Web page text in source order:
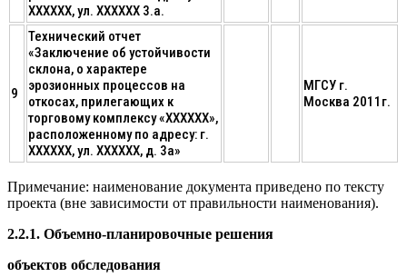
ХХХХХХ, ул. ХХХХХХ 3.а.
9
Технический отчет
«Заключение об устойчивости
склона, о характере
эрозионных процессов на
откосах, прилегающих к
торговому комплексу «ХХХХХХ»,
расположенному по адресу: г.
ХХХХХХ, ул. ХХХХХХ, д. 3а»
МГСУ г.
Москва 2011г.
Примечание: наименование документа приведено по тексту
проекта (вне зависимости от правильности наименования).
2.2.1. Объемно-планировочные решения
объектов обследования